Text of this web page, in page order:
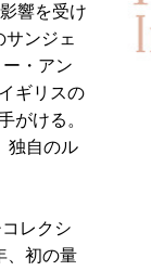
響を受け
ンジェ
・アン
ギリスの
がける。
独自のル
レクシ
、初の量